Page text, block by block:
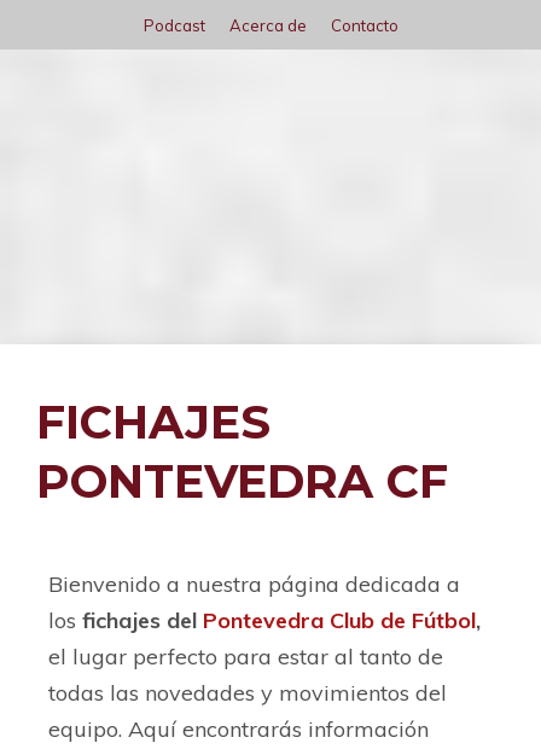
al
Podcast Acerca de Contacto
FICHAJES
PONTEVEDRA CF
Bienvenido a nuestra página dedicada a
los fichajes del Pontevedra Club de Fútbol,
el lugar perfecto para estar al tanto de
todas las novedades y movimientos del
equipo. Aquí encontrarás información